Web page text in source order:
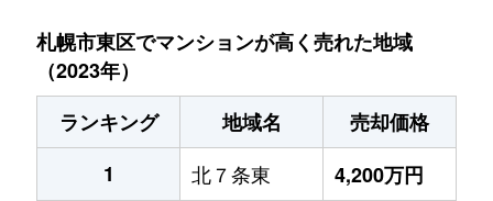
札幌市東区でマンションが高く売れた地域
（2023年）
ランキング
地域名
売却価格
1
北７条東
4,200万円